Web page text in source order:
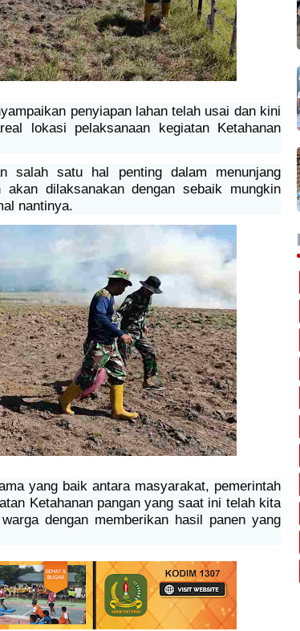
penyiapan lahan telah usai dan kini
lokasi pelaksanaan kegiatan Ketahanan
salah satu hal penting dalam menunjang
dilaksanakan dengan sebaik mungkin
nantinya.
yang baik antara masyarakat, pemerintah
Ketahanan pangan yang saat ini telah kita
dengan memberikan hasil panen yang